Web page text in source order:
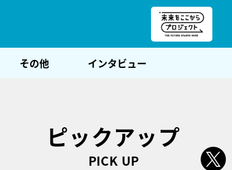
その他 インタビュー
ピックアップ
PICK UP